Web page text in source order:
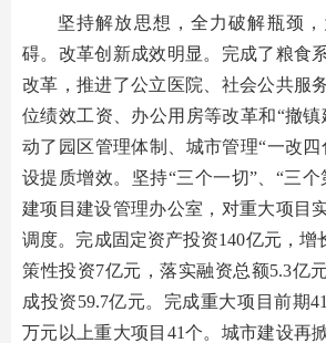
坚持解放思想，全力破解瓶颈
碍。改革创新成效明显。完成了粮食
改革，推进了公立医院、社会公共服
位绩效工资、办公用房等改革和“撤
动了园区管理体制、城市管理“一改
设提质增效。坚持“三个一切”、“三个
建项目建设管理办公室，对重大项目
调度。完成固定资产投资140亿元，增
策性投资7亿元，落实融资总额5.3亿
成投资59.7亿元。完成重大项目前期
万元以上重大项目41个。城市建设再